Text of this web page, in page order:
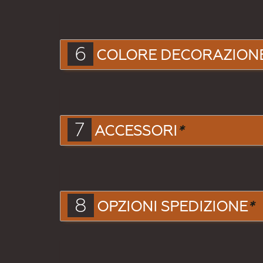
6 COLORE
7 ACCESSORI *
8 OPZIONI SPEDIZIONE*